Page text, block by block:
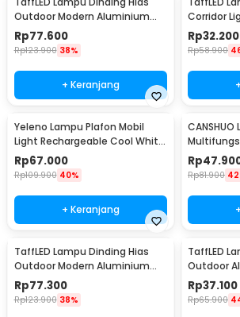
Outdoor Modern Aluminium
6W Warm White - MSL021
Rp77.600
Rp123.900 38%
+ Keranjang
Corridor
3000K -
Rp32.200
Rp58.900
Yeleno Lampu Plafon Mobil
Light Rechargeable Cool White
2.2W - Y-975
Rp67.000
Rp109.900 40%
+ Keranjang
CANSHUO
Lumens
Rp
Rp81.900
TaffLED Lampu Dinding Hias
Outdoor Modern Aluminium
6W Warm White - MSL022
Rp77.300
Rp123.900 38%
TaffLED
Outdoor
Warm
Rp37.100
Rp65.900